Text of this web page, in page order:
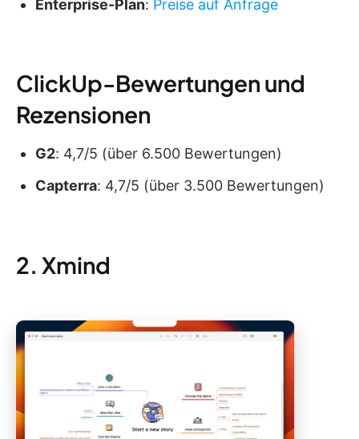
Enterprise-Plan: Preise auf Anfrage
ClickUp-Bewertungen und
Rezensionen
G2: 4,7/5 (über 6.500 Bewertungen)
Capterra: 4,7/5 (über 3.500 Bewertungen)
2. Xmind